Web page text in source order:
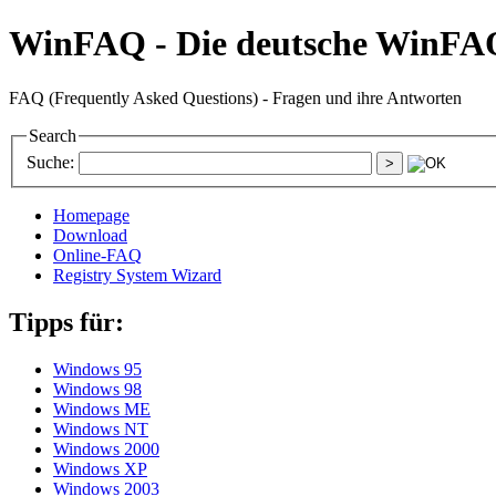
WinFAQ - Die deutsche
FAQ (Frequently Asked Questions) - Fragen und ihre Antworten
Search
Suche:
Homepage
Download
Online-FAQ
Registry System Wizard
Tipps für:
Windows 95
Windows 98
Windows ME
Windows NT
Windows 2000
Windows XP
Windows 2003